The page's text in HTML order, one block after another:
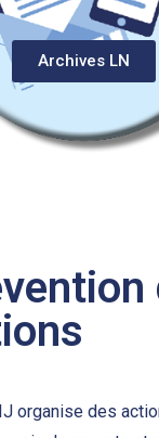
Archives LN
organise des